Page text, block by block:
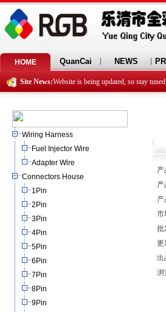
HOME QuanCai NEWS
Site News:Website is being updated, so stay
Wiring Harness
Fuel Injector Wire
Adapter Wire
Connectors House
1Pin
2Pin
3Pin
4Pin
5Pin
6Pin
7Pin
8Pin
9Pin
产
产
产
市
批
更
出
浏